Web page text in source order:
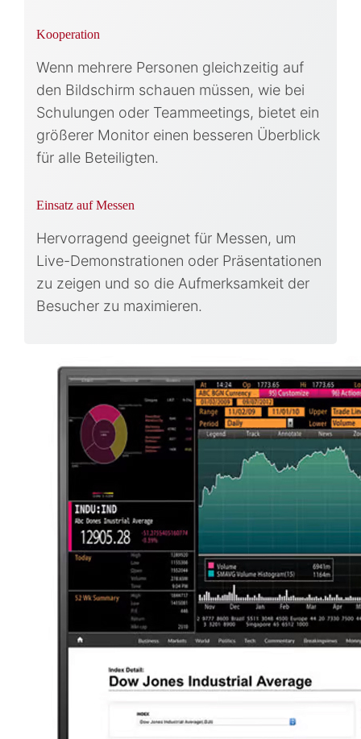
Kooperation
Wenn mehrere Personen gleichzeitig auf
den Bildschirm schauen müssen, wie bei
Schulungen oder Teammeetings, bietet ein
größerer Monitor einen besseren Überblick
für alle Beteiligten.
Einsatz auf Messen
Hervorragend geeignet für Messen, um
Live-Demonstrationen oder Präsentationen
zu zeigen und so die Aufmerksamkeit der
Besucher zu maximieren.